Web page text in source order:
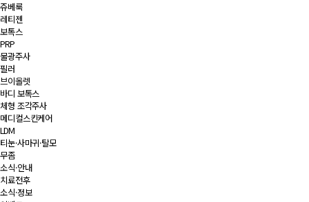
쥬베룩
레티젠
보톡스
PRP
물광주사
필러
브이올렛
바디 보톡스
체형 조각주사
메디컬스킨케어
LDM
티눈·사마귀·탈모
무좀
소식·안내
치료전후
소식·정보